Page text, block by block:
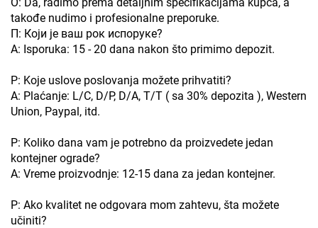
takođe nudimo i profesionalne preporuke.
П: Који је ваш рок испоруке?
A: Isporuka: 15 - 20 dana nakon što primimo depozit.
P: Koje uslove poslovanja možete prihvatiti?
A: Plaćanje: L/C, D/P, D/A, T/T ( sa 30% depozita ), Western
Union, Paypal, itd.
P: Koliko dana vam je potrebno da proizvedete jedan
kontejner ograde?
A: Vreme proizvodnje: 12-15 dana za jedan kontejner.
P: Ako kvalitet ne odgovara mom zahtevu, šta možete
učiniti?